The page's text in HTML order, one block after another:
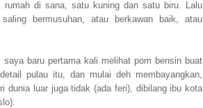
di sana, satu kuning dan satu biru. Lalu
bermusuhan, atau berkawan baik, atau
baru pertama kali melihat pom bensin buat
pulau itu, dan mulai deh membayangkan,
dunia luar juga tidak (ada feri), dibilang ibu kota